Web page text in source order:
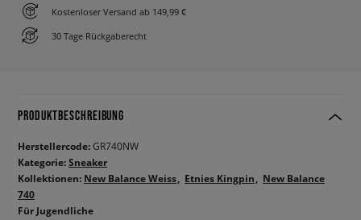
Kostenloser Versand ab 149,99 €
30 Tage Rückgaberecht
PRODUKTBESCHREIBUNG
Herstellercode:GR740NW
Kategorie:Sneaker
Kollektionen: New Balance Weiss Etnies Kingpin
New Balance
740
Für Jugendliche